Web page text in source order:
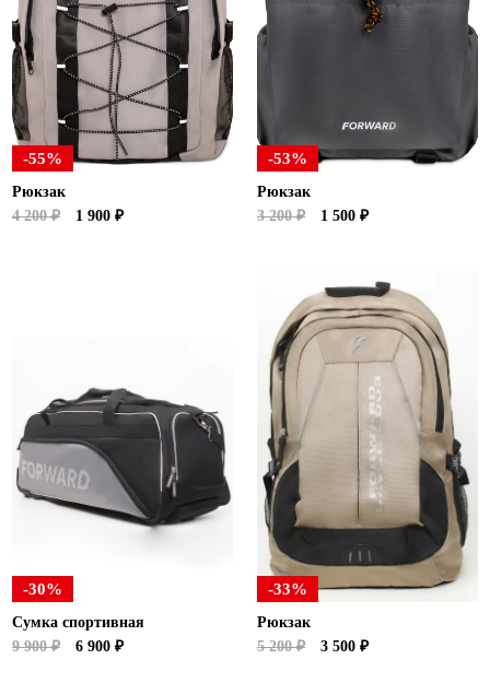
Новосибирская область (3)
Омская область (5)
Республика Башкортостан (3)
Республика Крым (1)
Республика Татарстан (2)
Ростовская область (2)
Самарская область (1)
Томская область (1)
Тульская область (1)
Тюменская область (3)
Хакасия (1)
Ханты-Мансийский автономный округ (3)
Челябинская область (2)
Ямало-Ненецкий автономный округ (1)
Ярославская область (1)
-55%
Рюкзак
4 200 ₽
1 900 ₽
-53%
Рюкзак
3 200 ₽
1 500 ₽
-30%
Сумка спортивная
9 900 ₽
6 900 ₽
-33%
Рюкзак
5 200 ₽
3 500 ₽